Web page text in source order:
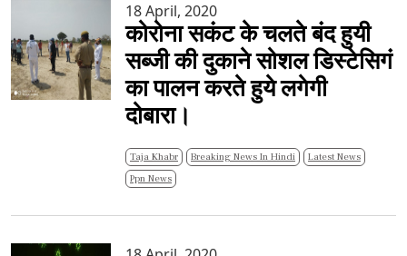
18 April, 2020
कोरोना सकंट के चलते बंद हुयी
सब्जी की दुकाने सोशल डिस्टेसिगं
का पालन करते हुये लगेगी
दोबारा।
Taja Khabr Breaking News In Hindi
Latest News
Ppn News